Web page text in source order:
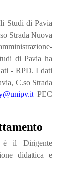
Studi di Pavia
Strada Nuova
di Pavia ha
- RPD. I dati
C.so Strada
PEC
è il Dirigente
didattica e